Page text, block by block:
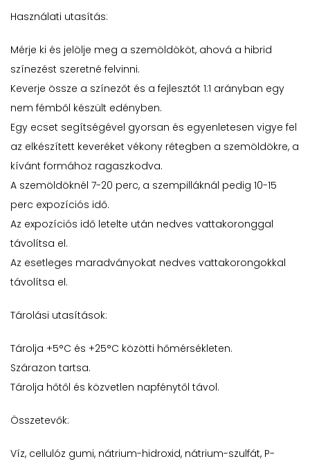
Használati utasítás:
Mérje ki és jelölje meg a szemöldököt, ahová a hibrid
színezést szeretné felvinni.
Keverje össze a színezőt és a fejlesztőt 1:1 arányban egy
nem fémből készült edényben.
Egy ecset segítségével gyorsan és egyenletesen vigye fel
az elkészített keveréket vékony rétegben a szemöldökre, a
kívánt formához ragaszkodva.
A szemöldöknél 7-20 perc, a szempilláknál pedig 10-15
perc expozíciós idő.
Az expozíciós idő letelte után nedves vattakoronggal
távolítsa el.
Az esetleges maradványokat nedves vattakorongokkal
távolítsa el.
Tárolási utasítások:
Tárolja +5°C és +25°C közötti hőmérsékleten.
Szárazon tartsa.
Tárolja hőtől és közvetlen napfénytől távol.
Összetevők:
Víz, cellulóz gumi, nátrium-hidroxid, nátrium-szulfát, P-